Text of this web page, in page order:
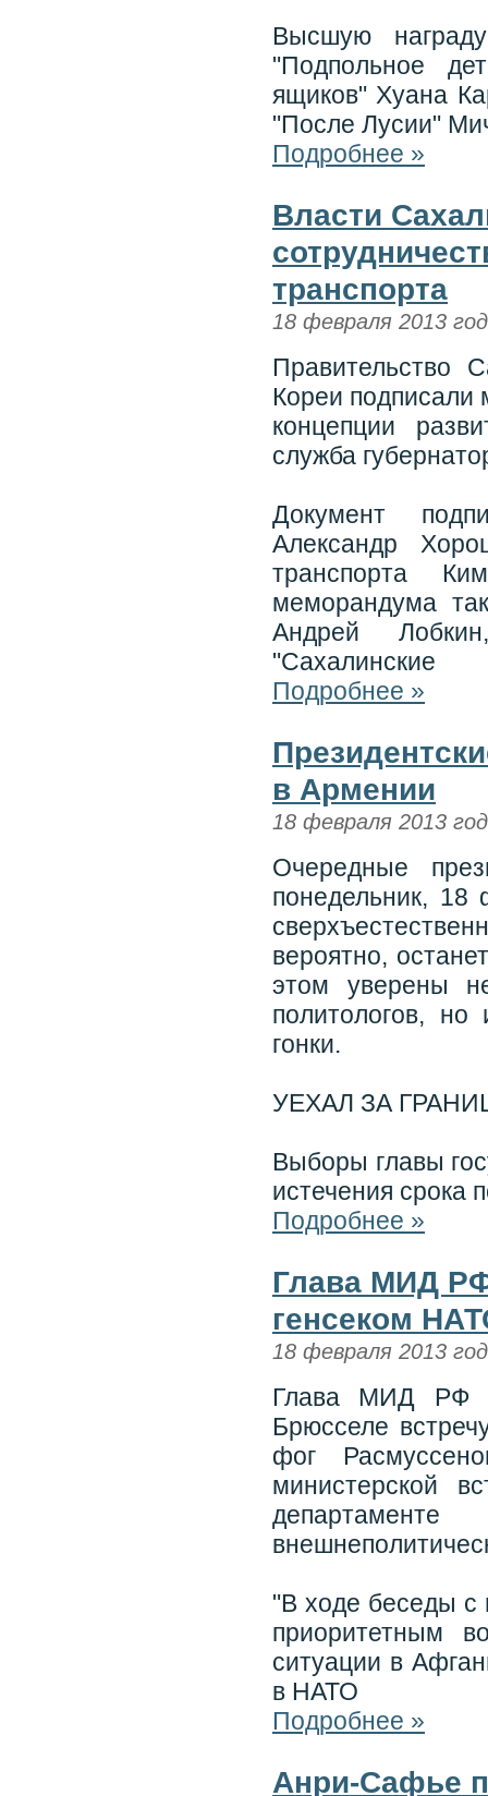
Высшую
"Подпольное
ящиков" Хуана
"После Лусии"
Подробнее »
Власти
транспорта
18 февраля 2013
Правительство
Кореи подписали
концепции
служба
Документ
Александр
транспорта
меморандума
Андрей
"Сахалинские
Подробнее »
в Армении
18 февраля 2013
Очередные
понедельник, 18
вероятно,
этом уверены
политологов, но
гонки.
УЕХАЛ ЗА
Выборы главы
истечения срока
Подробнее »
Глава МИД
генсеком
18 февраля 2013
Глава МИД РФ
Брюсселе
фог
министерской
"В ходе беседы с
приоритетным
ситуации в
в НАТО
Подробнее »
Анри-Сафье